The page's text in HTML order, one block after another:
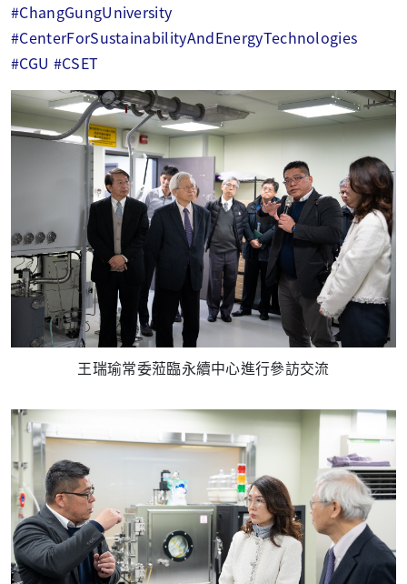
#ChangGungUniversity
#CenterForSustainabilityAndEnergyTechnologies
#CGU #CSET
王瑞瑜常委蒞臨永續中心進行參訪交流